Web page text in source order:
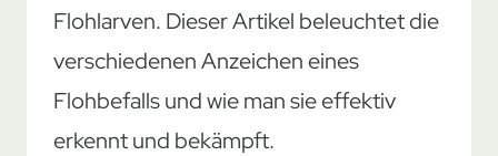
Flohlarven. Dieser Artikel beleuchtet die
verschiedenen Anzeichen eines
Flohbefalls und wie man sie effektiv
erkennt und bekämpft.